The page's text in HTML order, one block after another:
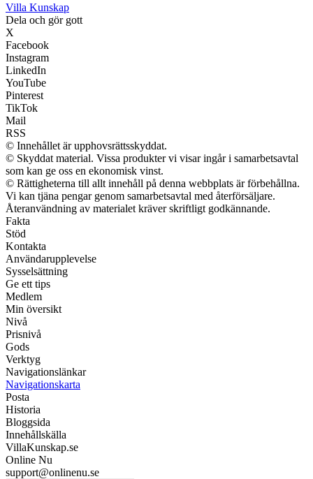
Villa Kunskap
Dela och gör gott
X
Facebook
Instagram
LinkedIn
YouTube
Pinterest
TikTok
Mail
RSS
© Innehållet är upphovsrättsskyddat.
© Skyddat material. Vissa produkter vi visar ingår i samarbetsavtal
som kan ge oss en ekonomisk vinst.
© Rättigheterna till allt innehåll på denna webbplats är förbehållna.
Vi kan tjäna pengar genom samarbetsavtal med återförsäljare.
Återanvändning av materialet kräver skriftligt godkännande.
Fakta
Stöd
Kontakta
Användarupplevelse
Sysselsättning
Ge ett tips
Medlem
Min översikt
Nivå
Prisnivå
Gods
Verktyg
Navigationslänkar
Navigationskarta
Posta
Historia
Bloggsida
Innehållskälla
VillaKunskap.se
Online Nu
support@onlinenu.se